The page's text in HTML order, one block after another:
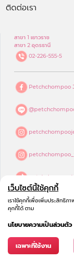
ติดต่อเรา
สาขา 1 เยาวราช
สาขา 2 อุดรธานี
02-226-555-5
Petchchompoo
petchchompoo
เว็บไซต์นี้ใช้คุกกี้
เราใช้คุกกี้เพื่อเพิ่มประสิทธิภ
คุกกี้ได้ ตาม
นโยบายความเป็นส่วนตัว
เฉพาะที่ใช้งาน